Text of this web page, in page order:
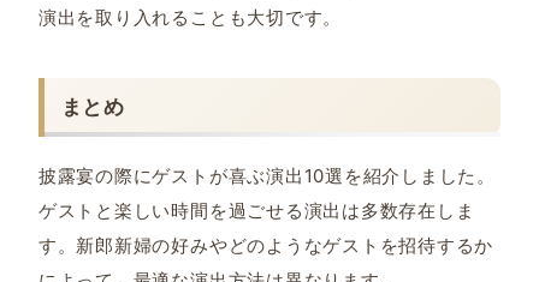
演出を取り入れることも大切です。
まとめ
披露宴の際にゲストが喜ぶ演出10選を紹介しました。
ゲストと楽しい時間を過ごせる演出は多数存在しま
す。新郎新婦の好みやどのようなゲストを招待するか